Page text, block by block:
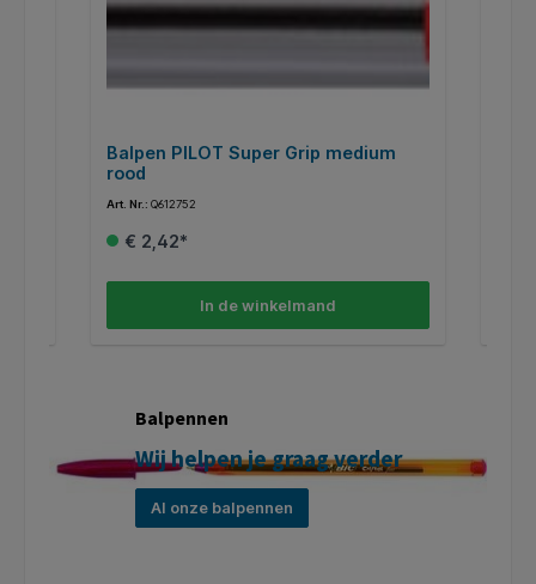
Balpen PILOT Super Grip medium
rood
Art. Nr.: Q612752
€ 2,42*
In de winkelmand
Balpennen
Wij helpen je graag verder
Al onze balpennen